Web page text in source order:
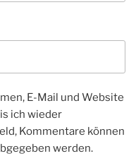
E-Mail und Website
ich wieder
Kommentare können
werden.